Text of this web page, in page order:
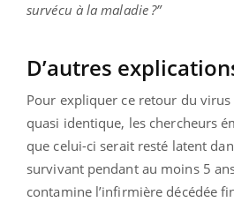
survécu à la maladie ?”
D’autres
Pour expliquer ce retour du virus
quasi identique, les chercheurs
que celui-ci serait resté latent
survivant pendant au moins 5
contamine l’infirmière décédée